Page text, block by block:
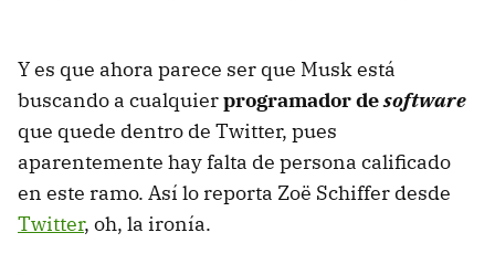
Y es que ahora parece ser que Musk está
buscando a cualquierprogramador desoftware
que quede dentro de Twitter, pues
aparentemente hay falta de persona calificado
en este ramo. Así lo reporta Zoë Schiffer desde
Twitter, oh, la ironía.